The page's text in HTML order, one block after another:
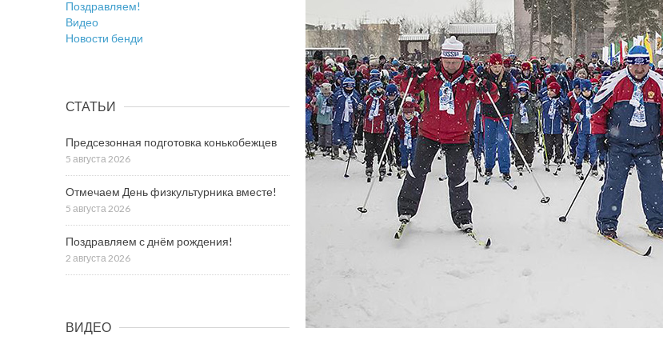
Поздравляем!
Видео
Новости бенди
СТАТЬИ
Предсезонная подготовка конькобежцев
5 августа 2026
Отмечаем День физкультурника вместе!
5 августа 2026
Поздравляем с днём рождения!
2 августа 2026
ВИДЕО